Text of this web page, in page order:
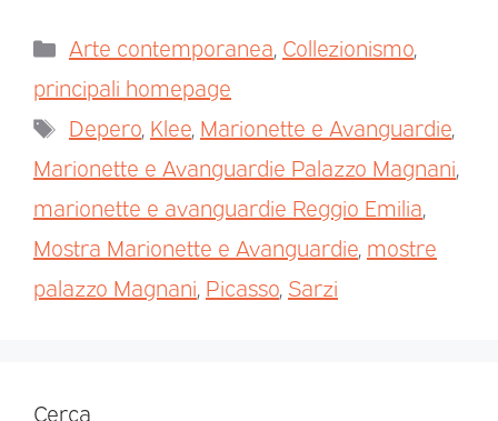
Arte contemporanea, Collezionismo,
principali homepage
Depero, Klee, Marionette e Avanguardie,
Marionette e Avanguardie Palazzo Magnani,
marionette e avanguardie Reggio Emilia,
Mostra Marionette e Avanguardie, mostre
palazzo Magnani, Picasso, Sarzi
Cerca